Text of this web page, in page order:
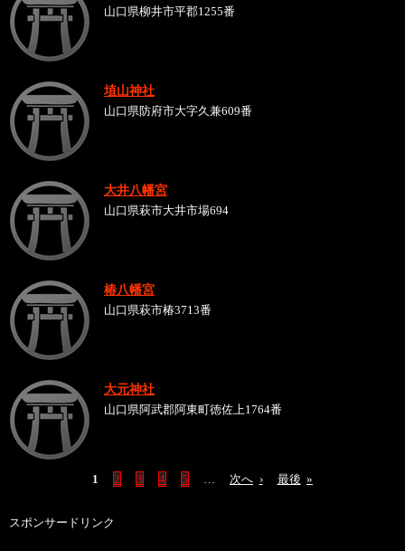
山口県柳井市平郡1255番
埴山神社
山口県防府市大字久兼609番
大井八幡宮
山口県萩市大井市場694
椿八幡宮
山口県萩市椿3713番
大元神社
山口県阿武郡阿東町徳佐上1764番
1 2 3 4 5 次へ › 最後 »
スポンサードリンク